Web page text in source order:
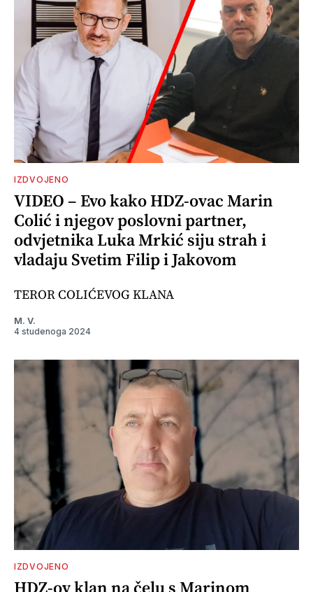
IZDVOJENO
VIDEO – Evo kako HDZ-ovac Marin
Colić i njegov poslovni partner,
odvjetnika Luka Mrkić siju strah i
vladaju Svetim Filip i Jakovom
TEROR COLIĆEVOG KLANA
M. V.
4 studenoga 2024
IZDVOJENO